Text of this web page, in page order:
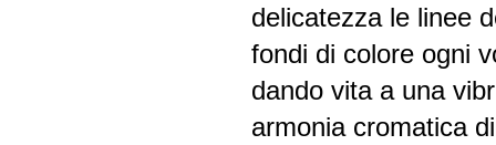
delicatezza le linee
fondi di colore ogni
dando vita a una
armonia cromatica